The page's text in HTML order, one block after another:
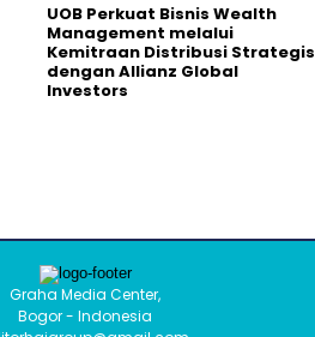
UOB Perkuat Bisnis Wealth
Management melalui
Kemitraan Distribusi Strategis
dengan Allianz Global
Investors
Graha Media Center,
Bogor - Indonesia